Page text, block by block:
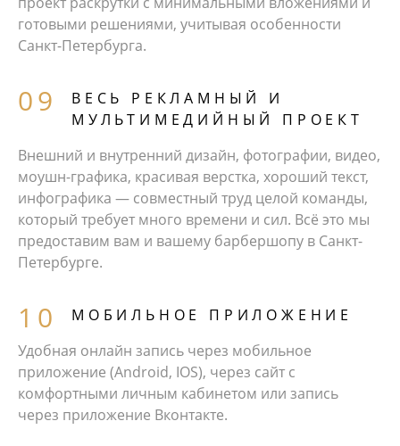
готовыми решениями, учитывая особенности
Санкт-Петербурга.
ВЕСЬ РЕКЛАМНЫЙ И
МУЛЬТИМЕДИЙНЫЙ ПРОЕКТ
Внешний и внутренний дизайн, фотографии, видео,
моушн-графика, красивая верстка, хороший текст,
инфографика — совместный труд целой команды,
который требует много времени и сил. Всё это мы
предоставим вам и вашему барбершопу в Санкт-
Петербурге.
МОБИЛЬНОЕ ПРИЛОЖЕНИЕ
Удобная онлайн запись через мобильное
приложение (Android, IOS), через сайт с
комфортными личным кабинетом или запись
через приложение Вконтакте.